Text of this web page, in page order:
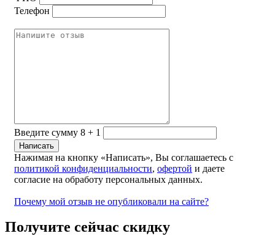
Телефон
Введите сумму 8 + 1
Нажимая на кнопку «Написать», Вы соглашаетесь с
политикой конфиденциальности, офертой и даете
согласие на обработу персональных данных.
Почему мой отзыв не опубликовали на сайте?
Получите сейчас скидку